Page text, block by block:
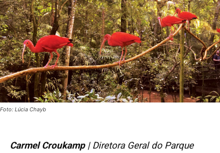
Foto: Lúcia Chayb
Carmel Croukamp| Diretora Geral do Parque